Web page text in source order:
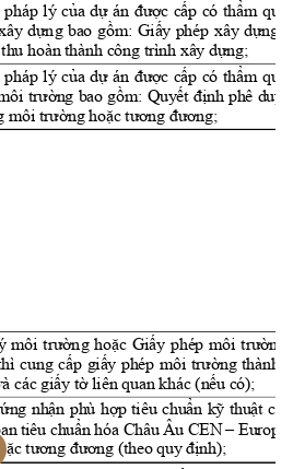
pháp lý của dự án được cấp có thẩm
ây dựng bao gồm: Giấy phép xây dựng;
hoàn thành công trình xây dựng;
pháp lý của dự án được cấp có thẩm
trường bao gồm: Quyết định phê
môi trường hoặc tương đương;
môi trường hoặc Giấy phép môi trườn
cung cấp giấy phép môi trường thành
các giấy tờ liên quan khác (nếu có);
nhận phù hợp tiêu chuẩn kỹ thuật củ
tiêu chuẩn hóa Châu Âu CEN – Eur
tương đương (theo quy định);